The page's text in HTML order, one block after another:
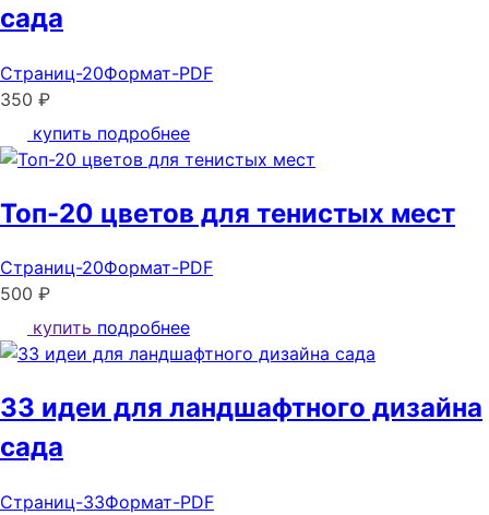
сада
Страниц-20Формат-PDF
350 ₽
купить подробнее
Топ-20 цветов для тенистых мест
Страниц-20Формат-PDF
500 ₽
купить подробнее
33 идеи для ландшафтного дизайна
сада
Страниц-33Формат-PDF